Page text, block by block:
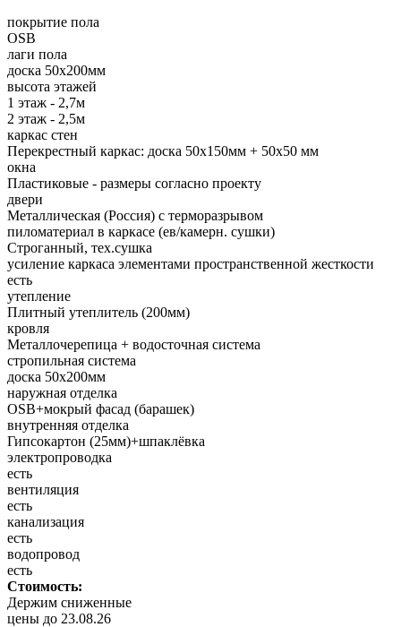
покрытие пола
OSB
лаги пола
доска 50х200мм
высота этажей
1 этаж - 2,7м
2 этаж - 2,5м
каркас стен
Перекрестный каркас: доска 50х150мм + 50х50 мм
окна
Пластиковые - размеры согласно проекту
двери
Металлическая (Россия) с терморазрывом
пиломатериал в каркасе (ев/камерн. сушки)
Строганный, тех.сушка
усиление каркаса элементами пространственной жесткости
есть
утепление
Плитный утеплитель (200мм)
кровля
Металлочерепица + водосточная система
стропильная система
доска 50х200мм
наружная отделка
OSB+мокрый фасад (барашек)
внутренняя отделка
Гипсокартон (25мм)+шпаклёвка
электропроводка
есть
вентиляция
есть
канализация
есть
водопровод
есть
Стоимость:
Держим сниженные
цены до 23.08.26